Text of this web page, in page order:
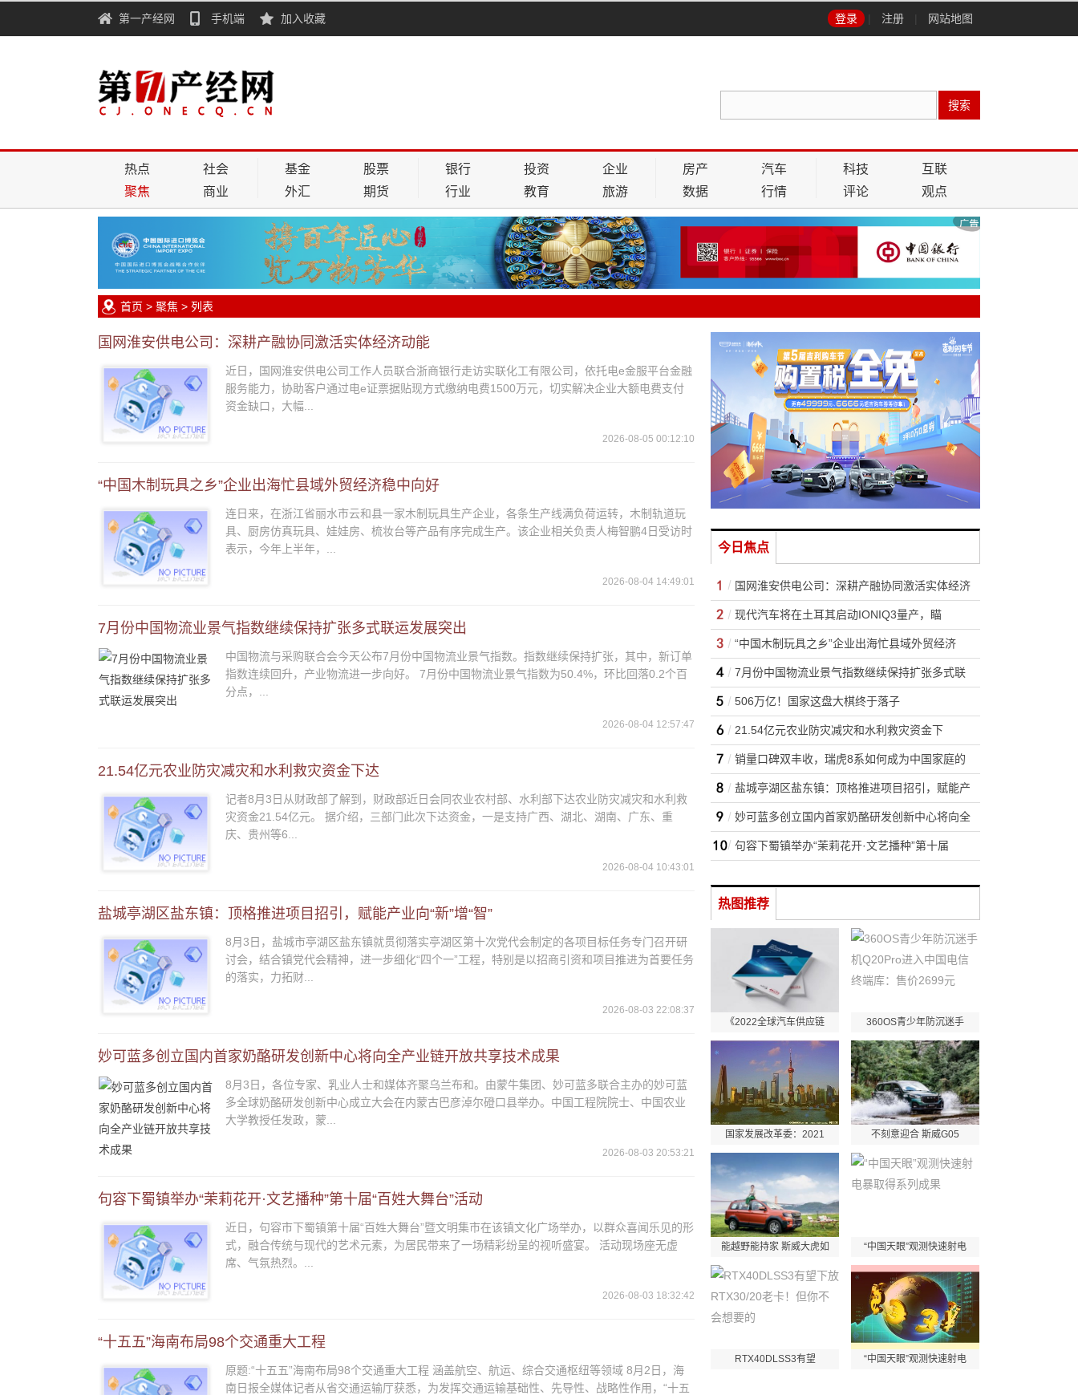
第一产经网 手机端 加入收藏 登录 注册 网站地图
搜索
热点
社会
聚焦
商业
基金
股票
外汇
期货
银行 投资
企业
行业
教育 旅游
房产
汽车
数据
行情
科技
互联
评论
观点
首页 > 聚焦 > 列表
国网淮安供电公司：深耕产融协同激活实体经济动能
近日，国网淮安供电公司工作人员联合浙商银行走访实联化工有限公司，依托电e金服平台金融
服务能力，协助客户通过电e证票据贴现方式缴纳电费1500万元，切实解决企业大额电费支付
资金缺口，大幅...
2026-08-05 00:12:10
“中国木制玩具之乡”企业出海忙县域外贸经济稳中向好
连日来，在浙江省丽水市云和县一家木制玩具生产企业，各条生产线满负荷运转，木制轨道玩
具、厨房仿真玩具、娃娃房、梳妆台等产品有序完成生产。该企业相关负责人梅智鹏4日受访时
表示，今年上半年，...
2026-08-04 14:49:01
7月份中国物流业景气指数继续保持扩张多式联运发展突出
中国物流与采购联合会今天公布7月份中国物流业景气指数。指数继续保持扩张，其中，新订单
指数连续回升，产业物流进一步向好。 7月份中国物流业景气指数为50.4%，环比回落0.2个百
分点，...
2026-08-04 12:57:47
21.54亿元农业防灾减灾和水利救灾资金下达
记者8月3日从财政部了解到，财政部近日会同农业农村部、水利部下达农业防灾减灾和水利救
灾资金21.54亿元。 据介绍，三部门此次下达资金，一是支持广西、湖北、湖南、广东、重
庆、贵州等6...
2026-08-04 10:43:01
盐城亭湖区盐东镇：顶格推进项目招引，赋能产业向“新”增“智”
8月3日，盐城市亭湖区盐东镇就贯彻落实亭湖区第十次党代会制定的各项目标任务专门召开研
讨会，结合镇党代会精神，进一步细化“四个一”工程，特别是以招商引资和项目推进为首要任务
的落实，力拓财...
2026-08-03 22:08:37
妙可蓝多创立国内首家奶酪研发创新中心将向全产业链开放共享技术成果
8月3日，各位专家、乳业人士和媒体齐聚乌兰布和。由蒙牛集团、妙可蓝多联合主办的妙可蓝
多全球奶酪研发创新中心成立大会在内蒙古巴彦淖尔磴口县举办。中国工程院院士、中国农业
大学教授任发政，蒙...
2026-08-03 20:53:21
句容下蜀镇举办“茉莉花开·文艺播种”第十届“百姓大舞台”活动
近日，句容市下蜀镇第十届“百姓大舞台”暨文明集市在该镇文化广场举办，以群众喜闻乐见的形
式，融合传统与现代的艺术元素，为居民带来了一场精彩纷呈的视听盛宴。 活动现场座无虚
席、气氛热烈。...
2026-08-03 18:32:42
“十五五”海南布局98个交通重大工程
原题:“十五五”海南布局98个交通重大工程 涵盖航空、航运、综合交通枢纽等领域 8月2日，海
南日报全媒体记者从省交通运输厅获悉，为发挥交通运输基础性、先导性、战略性作用，“十五
今日焦点
国网淮安供电公司：深耕产融协同激活实体经济
现代汽车将在土耳其启动IONIQ3量产，瞄
“中国木制玩具之乡”企业出海忙县域外贸经济
7月份中国物流业景气指数继续保持扩张多式联
506万亿！国家这盘大棋终于落子
21.54亿元农业防灾减灾和水利救灾资金下
销量口碑双丰收，瑞虎8系如何成为中国家庭的
盐城亭湖区盐东镇：顶格推进项目招引，赋能产
妙可蓝多创立国内首家奶酪研发创新中心将向全
句容下蜀镇举办“茉莉花开·文艺播种”第十届
热图推荐
《2022全球汽车供应链 360OS青少年防沉迷手
国家发展改革委：2021 不刻意迎合 斯威G05
能越野能持家 斯威大虎如 “中国天眼”观测快速射电
RTX40DLSS3有望 “中国天眼”观测快速射电